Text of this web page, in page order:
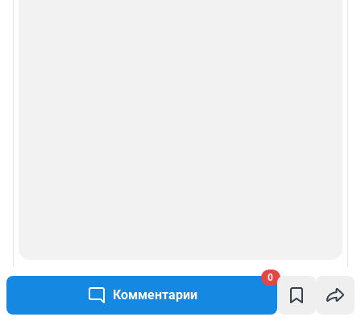
Комментарии
0